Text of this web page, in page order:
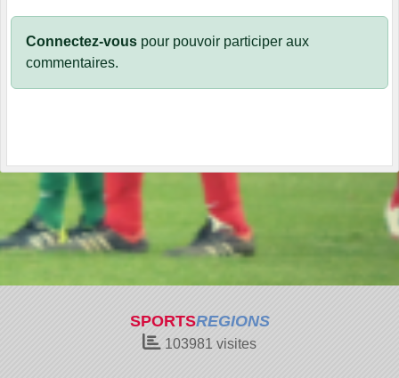
Connectez-vous pour pouvoir participer aux
commentaires.
SPORTSREGIONS
103981 visites